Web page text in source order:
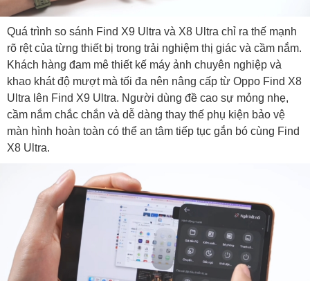
Quá trình so sánh Find X9 Ultra và X8 Ultra chỉ ra thế mạnh
rõ rệt của từng thiết bị trong trải nghiệm thị giác và cầm nắm.
Khách hàng đam mê thiết kế máy ảnh chuyên nghiệp và
khao khát độ mượt mà tối đa nên nâng cấp từ Oppo Find X8
Ultra lên Find X9 Ultra. Người dùng đề cao sự mỏng nhẹ,
cầm nắm chắc chắn và dễ dàng thay thế phụ kiện bảo vệ
màn hình hoàn toàn có thể an tâm tiếp tục gắn bó cùng Find
X8 Ultra.